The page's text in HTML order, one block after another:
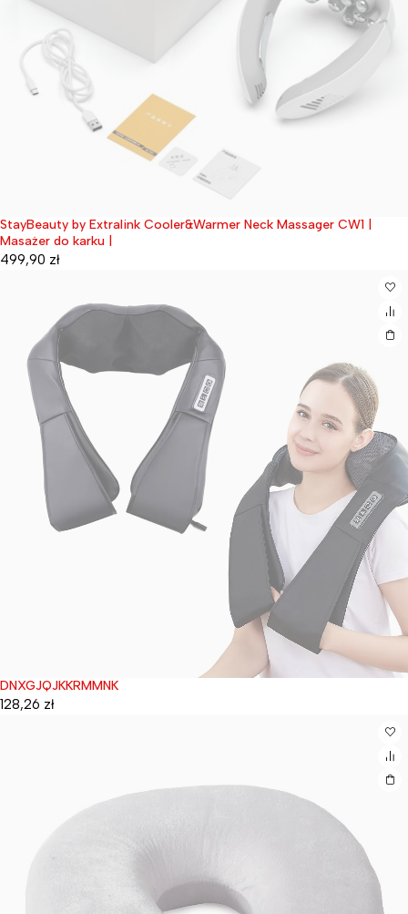
Wyprzedane
StayBeauty by Extralink Cooler&Warmer Neck Massager CW1 |
Masażer do karku |
499,90 zł
Wyprzedane
DNXGJQJKKRMMNK
128,26 zł